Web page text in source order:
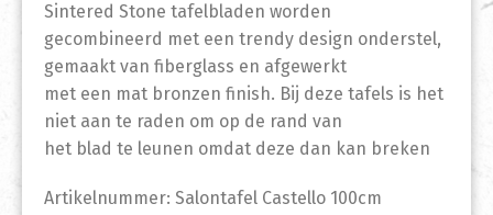
Sintered Stone tafelbladen worden
gecombineerd met een trendy design onderstel,
gemaakt van fiberglass en afgewerkt
met een mat bronzen finish. Bij deze tafels is het
niet aan te raden om op de rand van
het blad te leunen omdat deze dan kan breken
Artikelnummer: Salontafel Castello 100cm